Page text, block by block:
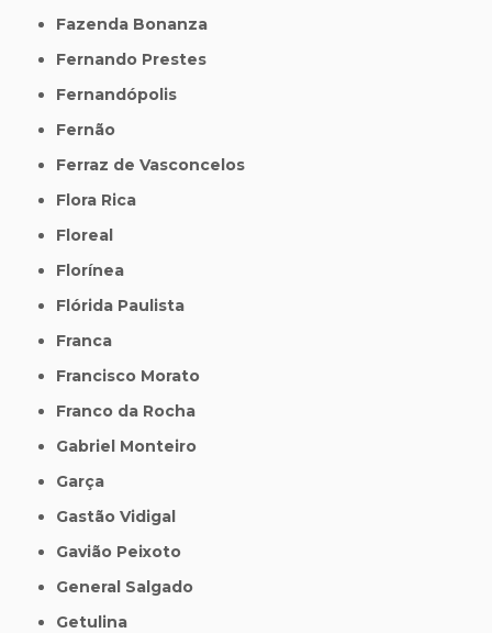
Fazenda Bonanza
Fernando Prestes
Fernandópolis
Fernão
Ferraz de Vasconcelos
Flora Rica
Floreal
Florínea
Flórida Paulista
Franca
Francisco Morato
Franco da Rocha
Gabriel Monteiro
Garça
Gastão Vidigal
Gavião Peixoto
General Salgado
Getulina